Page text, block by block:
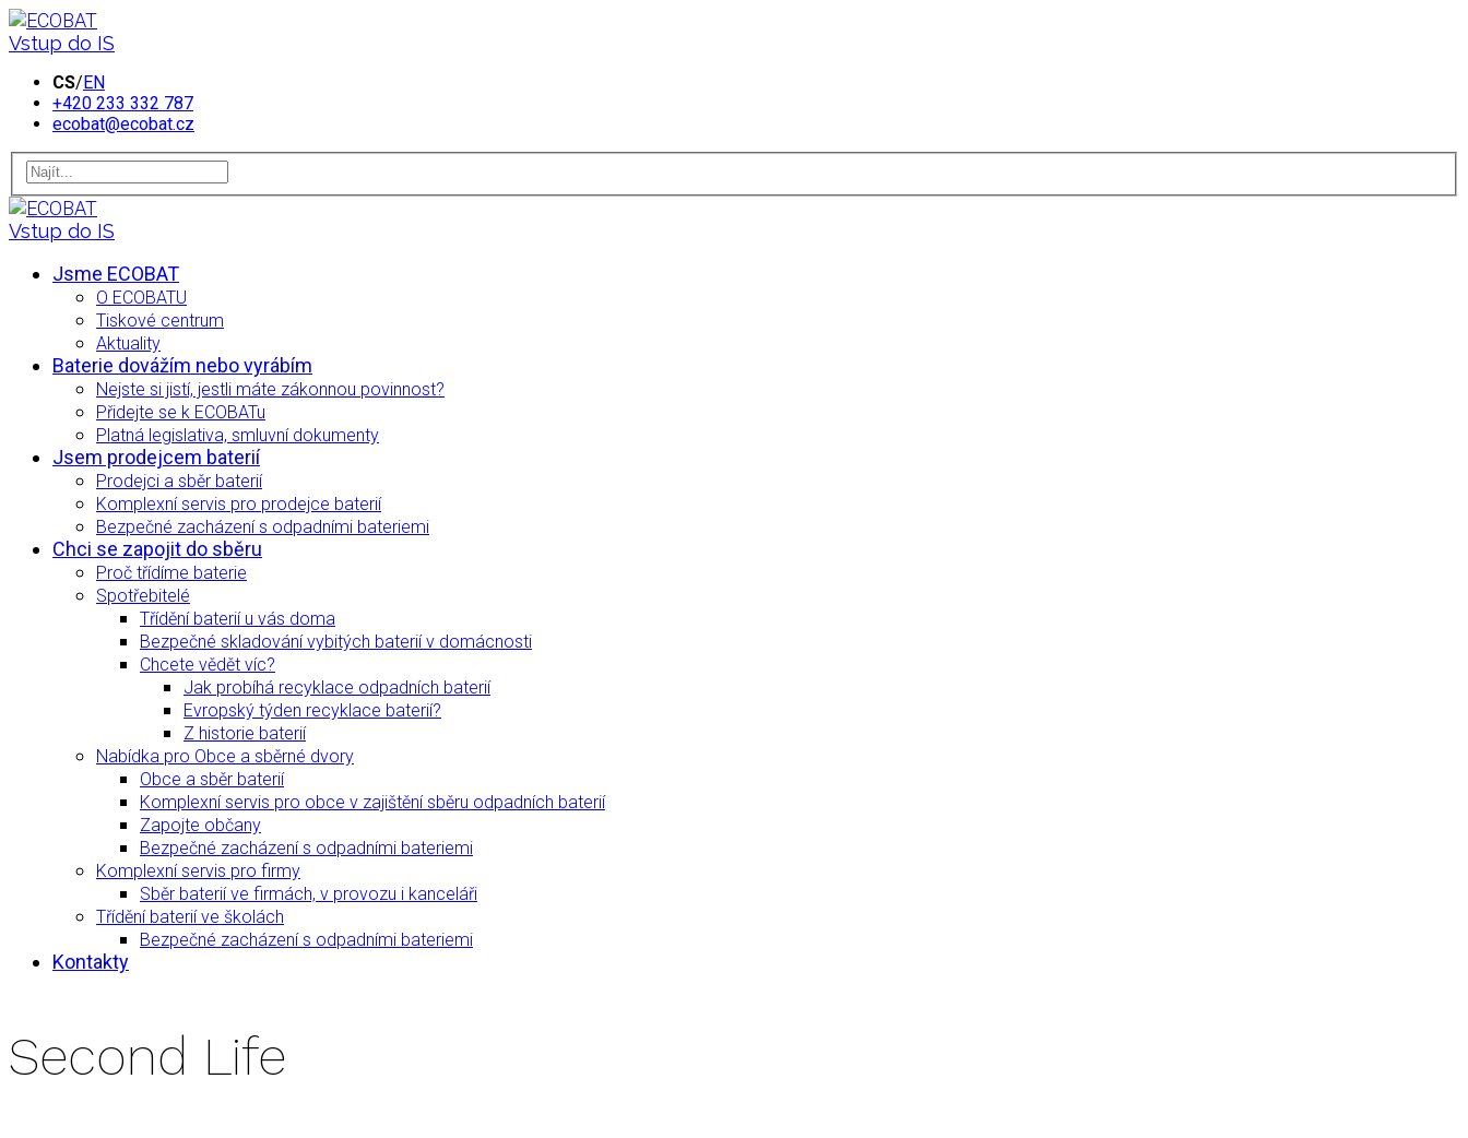
Vstup do IS
CS/EN
+420 233 332 787
ecobat@ecobat.cz
Vstup do IS
Jsme ECOBAT
O ECOBATU
Tiskové centrum
Aktuality
Baterie dovážím nebo vyrábím
Nejste si jistí, jestli máte zákonnou povinnost?
Přidejte se k ECOBATu
Platná legislativa, smluvní dokumenty
Jsem prodejcem baterií
Prodejci a sběr baterií
Komplexní servis pro prodejce baterií
Bezpečné zacházení s odpadními bateriemi
Chci se zapojit do sběru
Proč třídíme baterie
Spotřebitelé
Třídění baterií u vás doma
Bezpečné skladování vybitých baterií v domácnosti
Chcete vědět víc?
Jak probíhá recyklace odpadních baterií
Evropský týden recyklace baterií?
Z historie baterií
Nabídka pro Obce a sběrné dvory
Obce a sběr baterií
Komplexní servis pro obce v zajištění sběru odpadních baterií
Zapojte občany
Bezpečné zacházení s odpadními bateriemi
Komplexní servis pro firmy
Sběr baterií ve firmách, v provozu i kanceláři
Třídění baterií ve školách
Bezpečné zacházení s odpadními bateriemi
Kontakty
Second Life